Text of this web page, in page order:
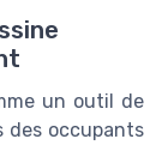
un outil de
des occupants